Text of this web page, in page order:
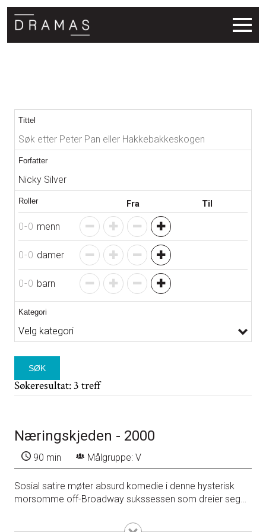
Tittel
Forfatter
Roller Fra Til
0-0 menn
0-0 damer
0-0 barn
Kategori
SØK
Søkeresultat: 3 treff
Næringskjeden - 2000
90 min Målgruppe: V
Sosial satire møter absurd komedie i denne hysterisk
morsomme off-Broadway sukssessen som dreier seg
ektemann en “deilig” mannlig modell, hans “junk food”-